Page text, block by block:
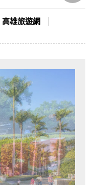
高雄旅遊網